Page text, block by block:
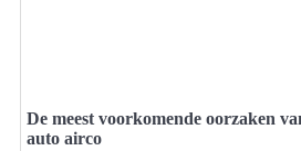
De meest voorkomende oorzaken
auto airco